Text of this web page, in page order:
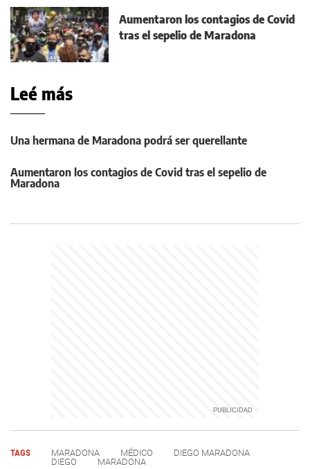
Aumentaron los contagios de Covid
tras el sepelio de Maradona
Leé más
Una hermana de Maradona podrá ser querellante
Aumentaron los contagios de Covid tras el sepelio de
Maradona
TAGS MARADONA MÉDICO
DIEGO MARADONA
DIEGO
MARADONA